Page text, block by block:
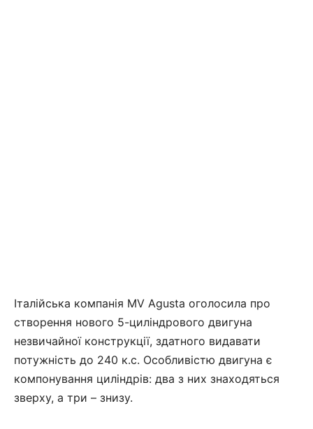
Італійська компанія MV Agusta оголосила про
створення нового 5-циліндрового двигуна
незвичайної конструкції, здатного видавати
потужність до 240 к.с. Особливістю двигуна є
компонування циліндрів: два з них знаходяться
зверху, а три – знизу.